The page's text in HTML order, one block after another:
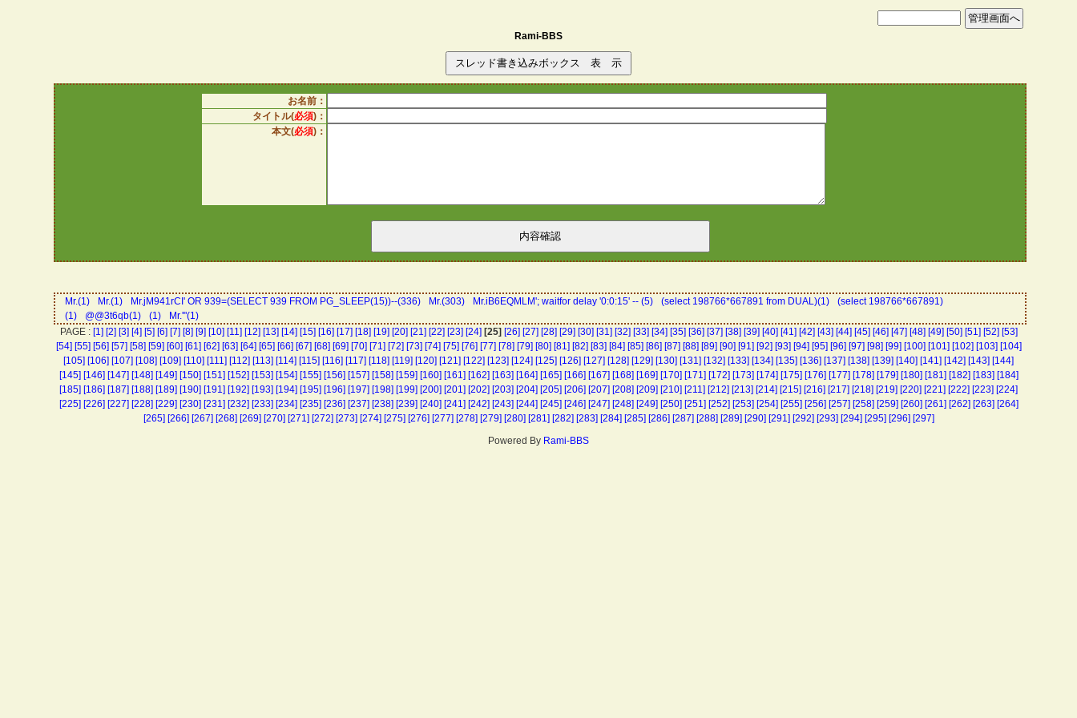
Rami-BBS
お名前：
タイトル(必須)：
本文(必須)：
Mr.(1) Mr.(1) Mr.jM941rCI' OR 939=(SELECT 939 FROM PG_SLEEP(15))--(336) Mr.(303) Mr.iB6EQMLM'; waitfor delay '0:0:15' -- (5) (select 198766*667891 from DUAL)(1)
(select 198766*667891)
(1)
@@3t6qb(1) (1)
Mr.'"(1)
PAGE : [1] [2] [3] [4] [5] [6] [7] [8] [9] [10] [11] [12] [13] [14] [15] [16] [17] [18] [19] [20] [21] [22] [23] [24] [25] [26] [27] [28] [29] [30] [31] [32] [33] [34] [35] [36] [37] [38] [39] [40] [41] [42] [43] [44] [45] [46] [47] [48] [49] [50] [51] [52] [53]
[54] [55] [56] [57] [58] [59] [60] [61] [62] [63] [64] [65] [66] [67] [68] [69] [70] [71] [72] [73] [74] [75] [76] [77] [78] [79] [80] [81] [82] [83] [84] [85] [86] [87] [88] [89] [90] [91] [92] [93] [94] [95] [96] [97] [98] [99] [100] [101] [102] [103] [104]
[105] [106] [107] [108] [109] [110] [111] [112] [113] [114] [115] [116] [117] [118] [119] [120] [121] [122] [123] [124] [125] [126] [127] [128] [129] [130] [131] [132] [133] [134] [135] [136] [137] [138] [139] [140] [141] [142] [143] [144]
[145] [146] [147] [148] [149] [150] [151] [152] [153] [154] [155] [156] [157] [158] [159] [160] [161] [162] [163] [164] [165] [166] [167] [168] [169] [170] [171] [172] [173] [174] [175] [176] [177] [178] [179] [180] [181] [182] [183] [184]
[185] [186] [187] [188] [189] [190] [191] [192] [193] [194] [195] [196] [197] [198] [199] [200] [201] [202] [203] [204] [205] [206] [207] [208] [209] [210] [211] [212] [213] [214] [215] [216] [217] [218] [219] [220] [221] [222] [223] [224]
[225] [226] [227] [228] [229] [230] [231] [232] [233] [234] [235] [236] [237] [238] [239] [240] [241] [242] [243] [244] [245] [246] [247] [248] [249] [250] [251] [252] [253] [254] [255] [256] [257] [258] [259] [260] [261] [262] [263] [264]
[265] [266] [267] [268] [269] [270] [271] [272] [273] [274] [275] [276] [277] [278] [279] [280] [281] [282] [283] [284] [285] [286] [287] [288] [289] [290] [291] [292] [293] [294] [295] [296] [297]
Powered By Rami-BBS